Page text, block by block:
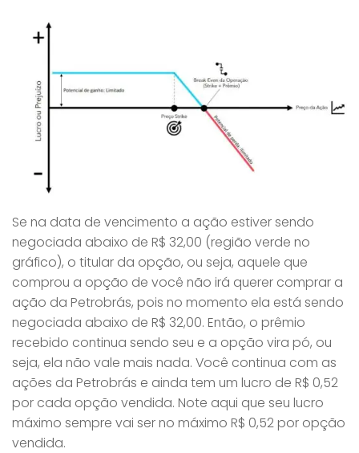
Se na data de vencimento a ação estiver sendo
negociada abaixo de R$ 32,00 (região verde no
gráfico), o titular da opção, ou seja, aquele que
comprou a opção de você não irá querer comprar a
ação da Petrobrás, pois no momento ela está sendo
negociada abaixo de R$ 32,00. Então, o prêmio
recebido continua sendo seu e a opção vira pó, ou
seja, ela não vale mais nada. Você continua com as
ações da Petrobrás e ainda tem um lucro de R$ 0,52
por cada opção vendida. Note aqui que seu lucro
máximo sempre vai ser no máximo R$ 0,52 por opção
vendida.